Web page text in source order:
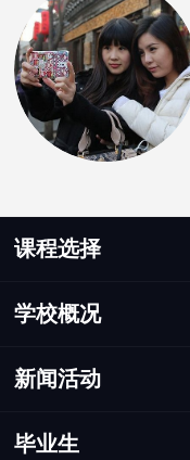
课程选择
学校概况
新闻活动
毕业生